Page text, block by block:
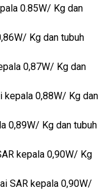
0.85W/ Kg dan
Kg dan tubuh
0,87W/ Kg dan
kepala 0,88W/ Kg dan
0,89W/ Kg dan tubuh
kepala 0,90W/ Kg
SAR kepala 0,90W/